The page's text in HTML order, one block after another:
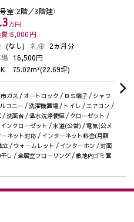
室（2階／3階建）
万円
:6,000円
(なし) 礼金 2ヵ月分
16,500円
75.02m²(22.69坪)
ガス / オートロック / ＢＳ端子 / シャワ
コニー / 洗濯機置場 / トイレ / エアコン /
/ 洗面台 / 温水洗浄便座 / クローゼット /
ンクローゼット / 水道(公営) / 電気(公メ
ネット対応 / インターネット料金(月額
/ ウォームレット / インターホン / 対面
し / 全居室フローリング / 敷地内ゴミ置